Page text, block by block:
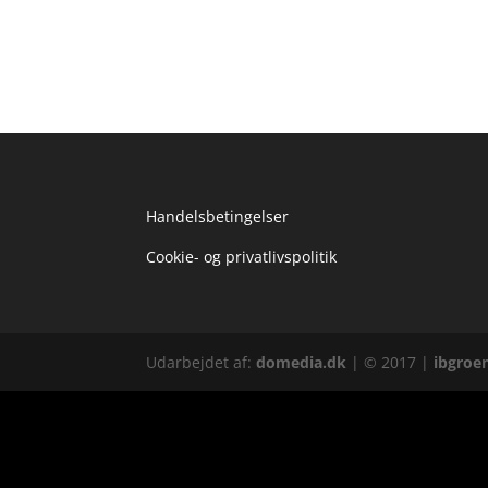
Handelsbetingelser
Cookie- og privatlivspolitik
Udarbejdet af:domedia.dk | © 2017 |